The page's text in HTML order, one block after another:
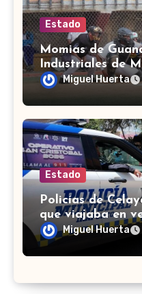
Estado
Momias de
Industriales de
la final estatal
Miguel Huerta
Estado
Policías de
que viajaba en
investigación
Miguel Huerta